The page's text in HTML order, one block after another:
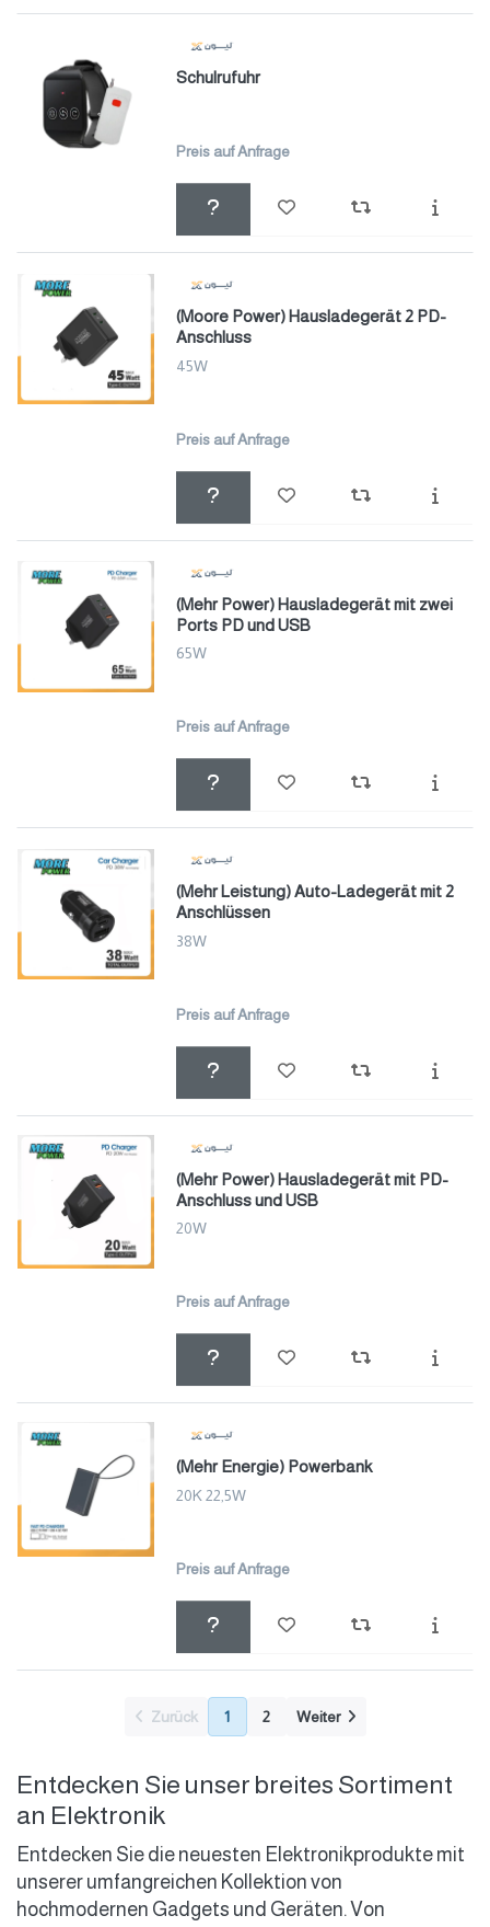
Schulrufuhr
Preis auf Anfrage
(Moore Power) Hausladegerät 2 PD-
Anschluss
45W
Preis auf Anfrage
(Mehr Power) Hausladegerät mit zwei
Ports PD und USB
65W
Preis auf Anfrage
(Mehr Leistung) Auto-Ladegerät mit 2
Anschlüssen
38W
Preis auf Anfrage
(Mehr Power) Hausladegerät mit PD-
Anschluss und USB
20W
Preis auf Anfrage
(Mehr Energie) Powerbank
20K 22,5W
Preis auf Anfrage
Zurück 1 2 Weiter
Entdecken Sie unser breites Sortiment
an Elektronik
Entdecken Sie die neuesten Elektronikprodukte mit
unserer umfangreichen Kollektion von
hochmodernen Gadgets und Geräten. Von